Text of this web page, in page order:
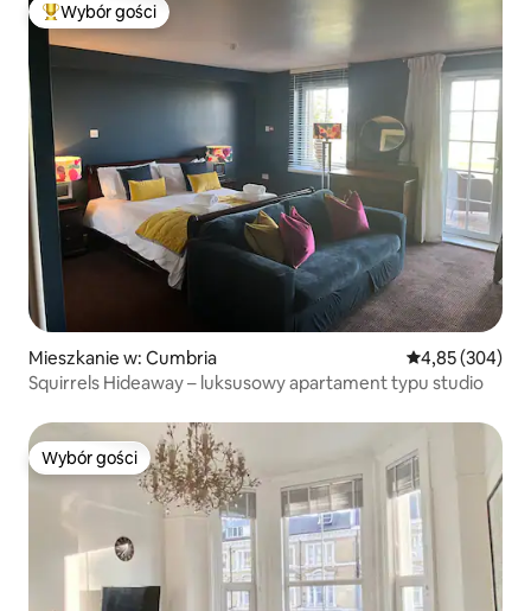
Najpopularniejsze z kategorii Wybór gości
Wybór gości
Mieszkanie w: Cumbria Średnia
4,85 (304)
Squirrels Hideaway – luksusowy apartament typu studio
Wybór gości
Wybór gości